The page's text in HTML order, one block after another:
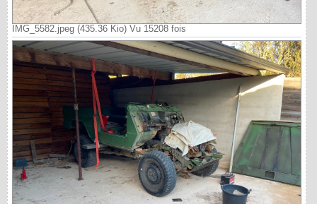
IMG_5582.jpeg (435.36 Kio) Vu 15208 fois